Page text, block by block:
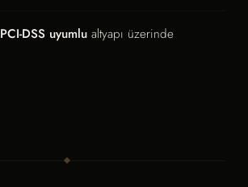
PCI-DSS uyumlu altyapı üzerinde